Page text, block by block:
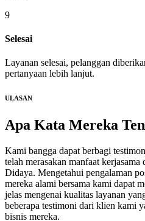
9
Selesai
Layanan selesai, pelanggan
pertanyaan lebih lanjut.
ULASAN
Apa Kata Mereka
Kami bangga dapat berbagi
telah merasakan manfaat
Didaya. Mengetahui pengalaman
mereka alami bersama kami dapat
jelas mengenai kualitas layanan
beberapa testimoni dari klien kami
bisnis mereka.